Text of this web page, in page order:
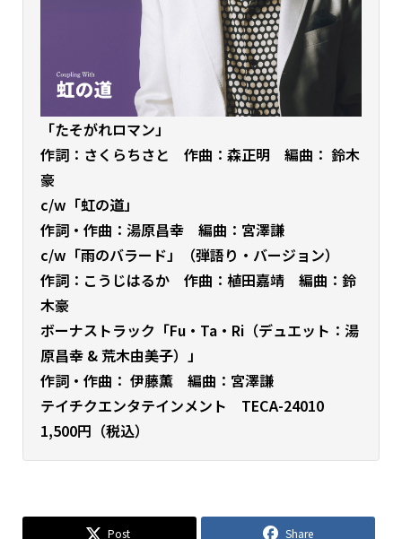
「たそがれロマン」
作詞：さくらちさと 作曲：森正明 編曲： 鈴木
豪
c/w「虹の道」
作詞・作曲：湯原昌幸 編曲：宮澤謙
c/w「雨のバラード」（弾語り・バージョン）
作詞：こうじはるか 作曲：植田嘉靖 編曲：鈴
木豪
ボーナストラック「Fu・Ta・Ri（デュエット：湯
原昌幸 & 荒木由美子）」
作詞・作曲： 伊藤薫 編曲：宮澤謙
テイチクエンタテインメント TECA-24010
1,500円（税込）
Post Share